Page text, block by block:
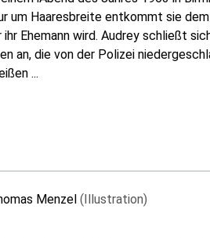
um Haaresbreite entkommt sie
Ehemann wird. Audrey schließt
an, die von der Polizei
...
Menzel (Illustration)